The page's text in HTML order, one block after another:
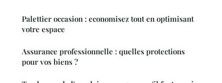
Palettier occasion : economisez tout en optimisant
votre espace
Assurance professionnelle : quelles protections
pour vos biens ?